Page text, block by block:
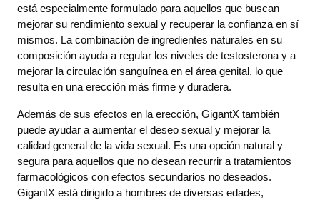
está especialmente formulado para aquellos que buscan
mejorar su rendimiento sexual y recuperar la confianza en sí
mismos. La combinación de ingredientes naturales en su
composición ayuda a regular los niveles de testosterona y a
mejorar la circulación sanguínea en el área genital, lo que
resulta en una erección más firme y duradera.
Además de sus efectos en la erección, GigantX también
puede ayudar a aumentar el deseo sexual y mejorar la
calidad general de la vida sexual. Es una opción natural y
segura para aquellos que no desean recurrir a tratamientos
farmacológicos con efectos secundarios no deseados.
GigantX está dirigido a hombres de diversas edades,